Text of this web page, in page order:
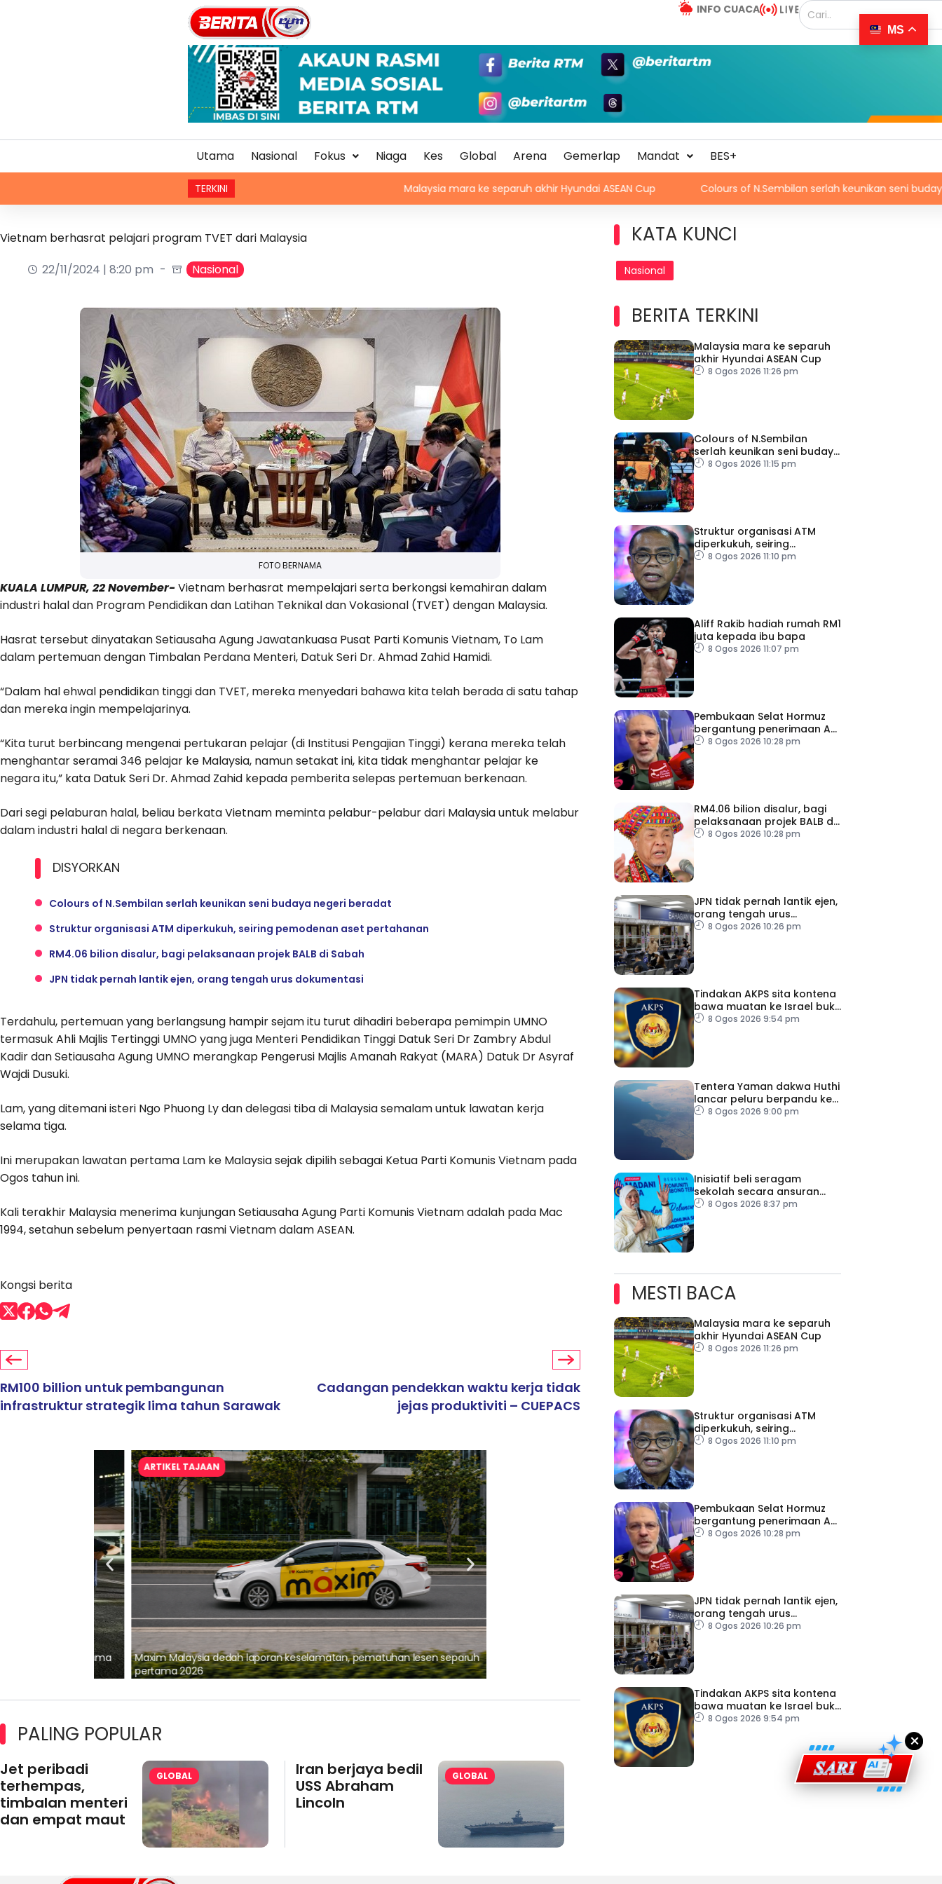
INFO CUACA
Utama Nasional Fokus Niaga Kes Global Arena Gemerlap Mandat BES+
TERKINI Malaysia mara ke separuh akhir Hyundai ASEAN Cup Colours of N.Sembilan serlah keunikan seni budaya negeri
Vietnam berhasrat pelajari program TVET dari Malaysia
22/11/2024 | 8:20 pm
Nasional
FOTO BERNAMA
KUALA LUMPUR, 22 November-Vietnam berhasrat mempelajari serta berkongsi kemahiran dalam
industri halal dan Program Pendidikan dan Latihan Teknikal dan Vokasional (TVET) dengan Malaysia.
Hasrat tersebut dinyatakan Setiausaha Agung Jawatankuasa Pusat Parti Komunis Vietnam, To Lam
dalam pertemuan dengan Timbalan Perdana Menteri, Datuk Seri Dr. Ahmad Zahid Hamidi.
“Dalam hal ehwal pendidikan tinggi dan TVET, mereka menyedari bahawa kita telah berada di satu tahap
dan mereka ingin mempelajarinya.
“Kita turut berbincang mengenai pertukaran pelajar (di Institusi Pengajian Tinggi) kerana mereka telah
menghantar seramai 346 pelajar ke Malaysia, namun setakat ini, kita tidak menghantar pelajar ke
negara itu,” kata Datuk Seri Dr. Ahmad Zahid kepada pemberita selepas pertemuan berkenaan.
Dari segi pelaburan halal, beliau berkata Vietnam meminta pelabur-pelabur dari Malaysia untuk melabur
dalam industri halal di negara berkenaan.
DISYORKAN
Colours of N.Sembilan serlah keunikan seni budaya negeri beradat
Struktur organisasi ATM diperkukuh, seiring pemodenan aset pertahanan
RM4.06 bilion disalur, bagi pelaksanaan projek BALB di Sabah
JPN tidak pernah lantik ejen, orang tengah urus dokumentasi
Terdahulu, pertemuan yang berlangsung hampir sejam itu turut dihadiri beberapa pemimpin UMNO
termasuk Ahli Majlis Tertinggi UMNO yang juga Menteri Pendidikan Tinggi Datuk Seri Dr Zambry Abdul
Kadir dan Setiausaha Agung UMNO merangkap Pengerusi Majlis Amanah Rakyat (MARA) Datuk Dr Asyraf
Wajdi Dusuki.
Lam, yang ditemani isteri Ngo Phuong Ly dan delegasi tiba di Malaysia semalam untuk lawatan kerja
selama tiga.
Ini merupakan lawatan pertama Lam ke Malaysia sejak dipilih sebagai Ketua Parti Komunis Vietnam pada
Ogos tahun ini.
Kali terakhir Malaysia menerima kunjungan Setiausaha Agung Parti Komunis Vietnam adalah pada Mac
1994, setahun sebelum penyertaan rasmi Vietnam dalam ASEAN.
Kongsi berita
RM100 billion untuk pembangunan
infrastruktur strategik lima tahun Sarawak
Cadangan pendekkan waktu kerja tidak
jejas produktiviti – CUEPACS
ARTIKEL TAJAAN
Maxim Malaysia dedah laporan keselamatan, pematuhan lesen separuh
pertama 2026
Ajinomoto (Malaysia) Berhad Perkasa SCORE Marathon 2026 Melalui Kerjasama
aminoVITAL® Bersama Pempengaruh Larian Antarabangsa
PALING POPULAR
Jet peribadi
terhempas,
timbalan menteri
dan empat maut
GLOBAL
Iran berjaya bedil
USS Abraham
Lincoln
GLOBAL
KATA KUNCI
Nasional
BERITA TERKINI
Malaysia mara ke separuh
akhir Hyundai ASEAN Cup
8 Ogos 2026 11:26 pm
Colours of N.Sembilan
serlah keunikan seni budaya
negeri beradat
8 Ogos 2026 11:15 pm
Struktur organisasi ATM
diperkukuh, seiring
pemodenan aset
8 Ogos 2026 11:10 pm
Aliff Rakib hadiah rumah RM1
juta kepada ibu bapa
8 Ogos 2026 11:07 pm
Pembukaan Selat Hormuz
bergantung penerimaan AS
– IRGC
8 Ogos 2026 10:28 pm
RM4.06 bilion disalur, bagi
pelaksanaan projek BALB di
Sabah
8 Ogos 2026 10:28 pm
JPN tidak pernah lantik ejen,
orang tengah urus
dokumentasi
8 Ogos 2026 10:26 pm
Tindakan AKPS sita kontena
bawa muatan ke Israel bukti
ketegasan Malaysia
8 Ogos 2026 9:54 pm
Tentera Yaman dakwa Huthi
lancar peluru berpandu ke
arah Laut Merah
8 Ogos 2026 9:00 pm
Inisiatif beli seragam
sekolah secara ansuran
ringankan beban ibu bapa
8 Ogos 2026 8:37 pm
MESTI BACA
Malaysia mara ke separuh
akhir Hyundai ASEAN Cup
8 Ogos 2026 11:26 pm
Struktur organisasi ATM
diperkukuh, seiring
pemodenan aset
8 Ogos 2026 11:10 pm
Pembukaan Selat Hormuz
bergantung penerimaan AS
– IRGC
8 Ogos 2026 10:28 pm
JPN tidak pernah lantik ejen,
orang tengah urus
dokumentasi
8 Ogos 2026 10:26 pm
Tindakan AKPS sita kontena
bawa muatan ke Israel bukti
ketegasan Malaysia
8 Ogos 2026 9:54 pm
×
MS